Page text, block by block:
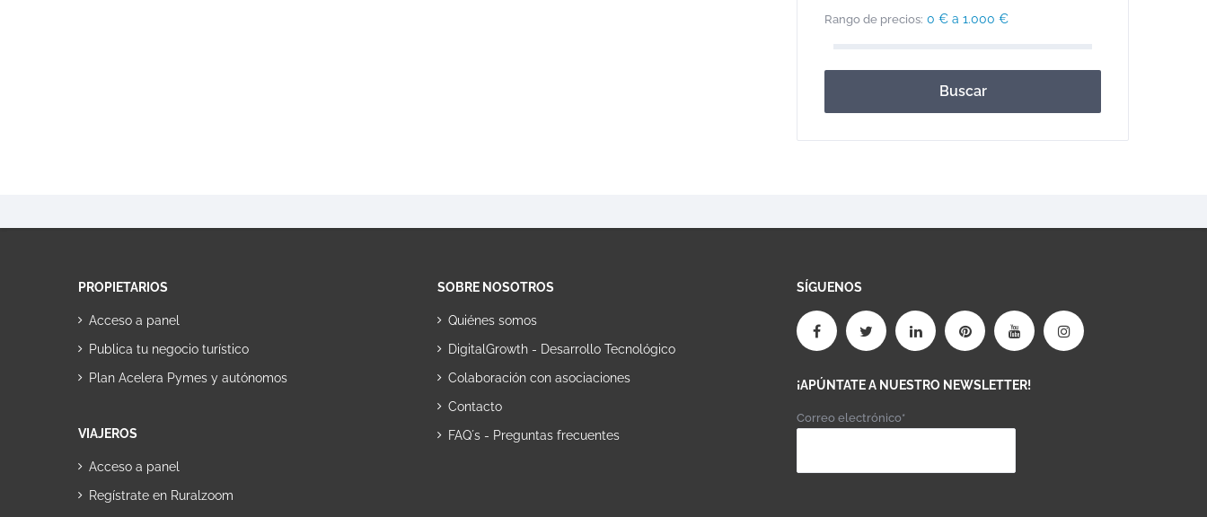
Rango de precios: 0 € a 1.000 €
Buscar
PROPIETARIOS
Acceso a panel
Publica tu negocio turístico
Plan Acelera Pymes y autónomos
VIAJEROS
Acceso a panel
Regístrate en Ruralzoom
SOBRE NOSOTROS
Quiénes somos
DigitalGrowth - Desarrollo Tecnológico
Colaboración con asociaciones
Contacto
FAQ´s - Preguntas frecuentes
SÍGUENOS
¡APÚNTATE A NUESTRO NEWSLETTER!
Correo electrónico*